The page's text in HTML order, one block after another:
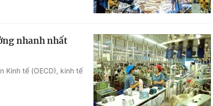
nhanh nhất
Kinh tế (OECD), kinh tế